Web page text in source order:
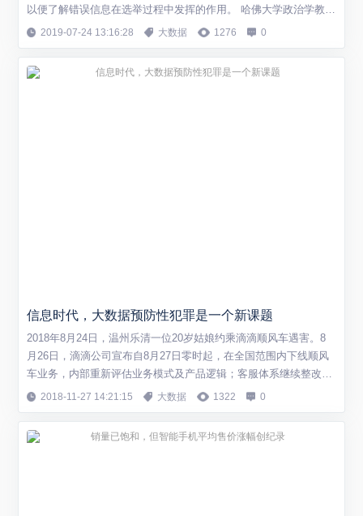
以便了解错误信息在选举过程中发挥的作用。 哈佛大学政治学教
授、该项目联席主席加里·金（Gary King）表示，这些数据包含全
括...
2019-07-24 13:16:28 大数据 1276 0
信息时代，大数据预防性犯罪是一个新课题
2018年8月24日，温州乐清一位20岁姑娘约乘滴滴顺风车遇害。8
月26日，滴滴公司宣布自8月27日零时起，在全国范围内下线顺风
车业务，内部重新评估业务模式及产品逻辑；客服体系继续整改升
级，加大客服团队的人力和资源投入，加速梳理优化投诉分级等机
的这一回应当然可以视为一个...
2018-11-27 14:21:15 大数据 1322 0